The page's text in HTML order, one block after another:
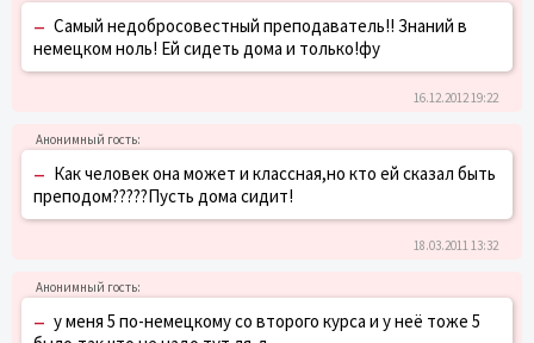
– Самый недобросовестный преподаватель!! Знаний в
немецком ноль! Ей сидеть дома и только!фу
16.12.2012 19:22
– Как человек она может и классная,но кто ей сказал быть
преподом?????Пусть дома сидит!
18.03.2011 13:32
– у меня 5 по-немецкому со второго курса и у неё тоже 5